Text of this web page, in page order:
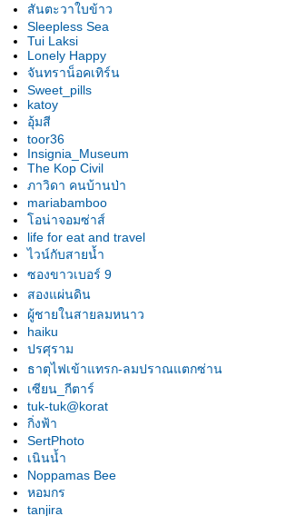
สันตะวาใบข้าว
Sleepless Sea
Tui Laksi
Lonely Happy
จันทราน็อคเทิร์น
Sweet_pills
katoy
อุ้มสี
toor36
Insignia_Museum
The Kop Civil
ภาวิดา คนบ้านป่า
mariabamboo
อน่าจอมซ่าส์
life for eat and travel
ไวน์กับสายน้ำ
ซองขาวเบอร์ 9
สองแผ่นดิน
ผู้ชายในสายลมหนาว
haiku
ปรศุราม
ธาตุไฟเข้าแทรก-ลมปราณแตกซ่าน
เซียน_กีตาร์
tuk-tuk@korat
กิ่งฟ้า
SertPhoto
เนินน้ำ
Noppamas Bee
หอมกร
tanjira